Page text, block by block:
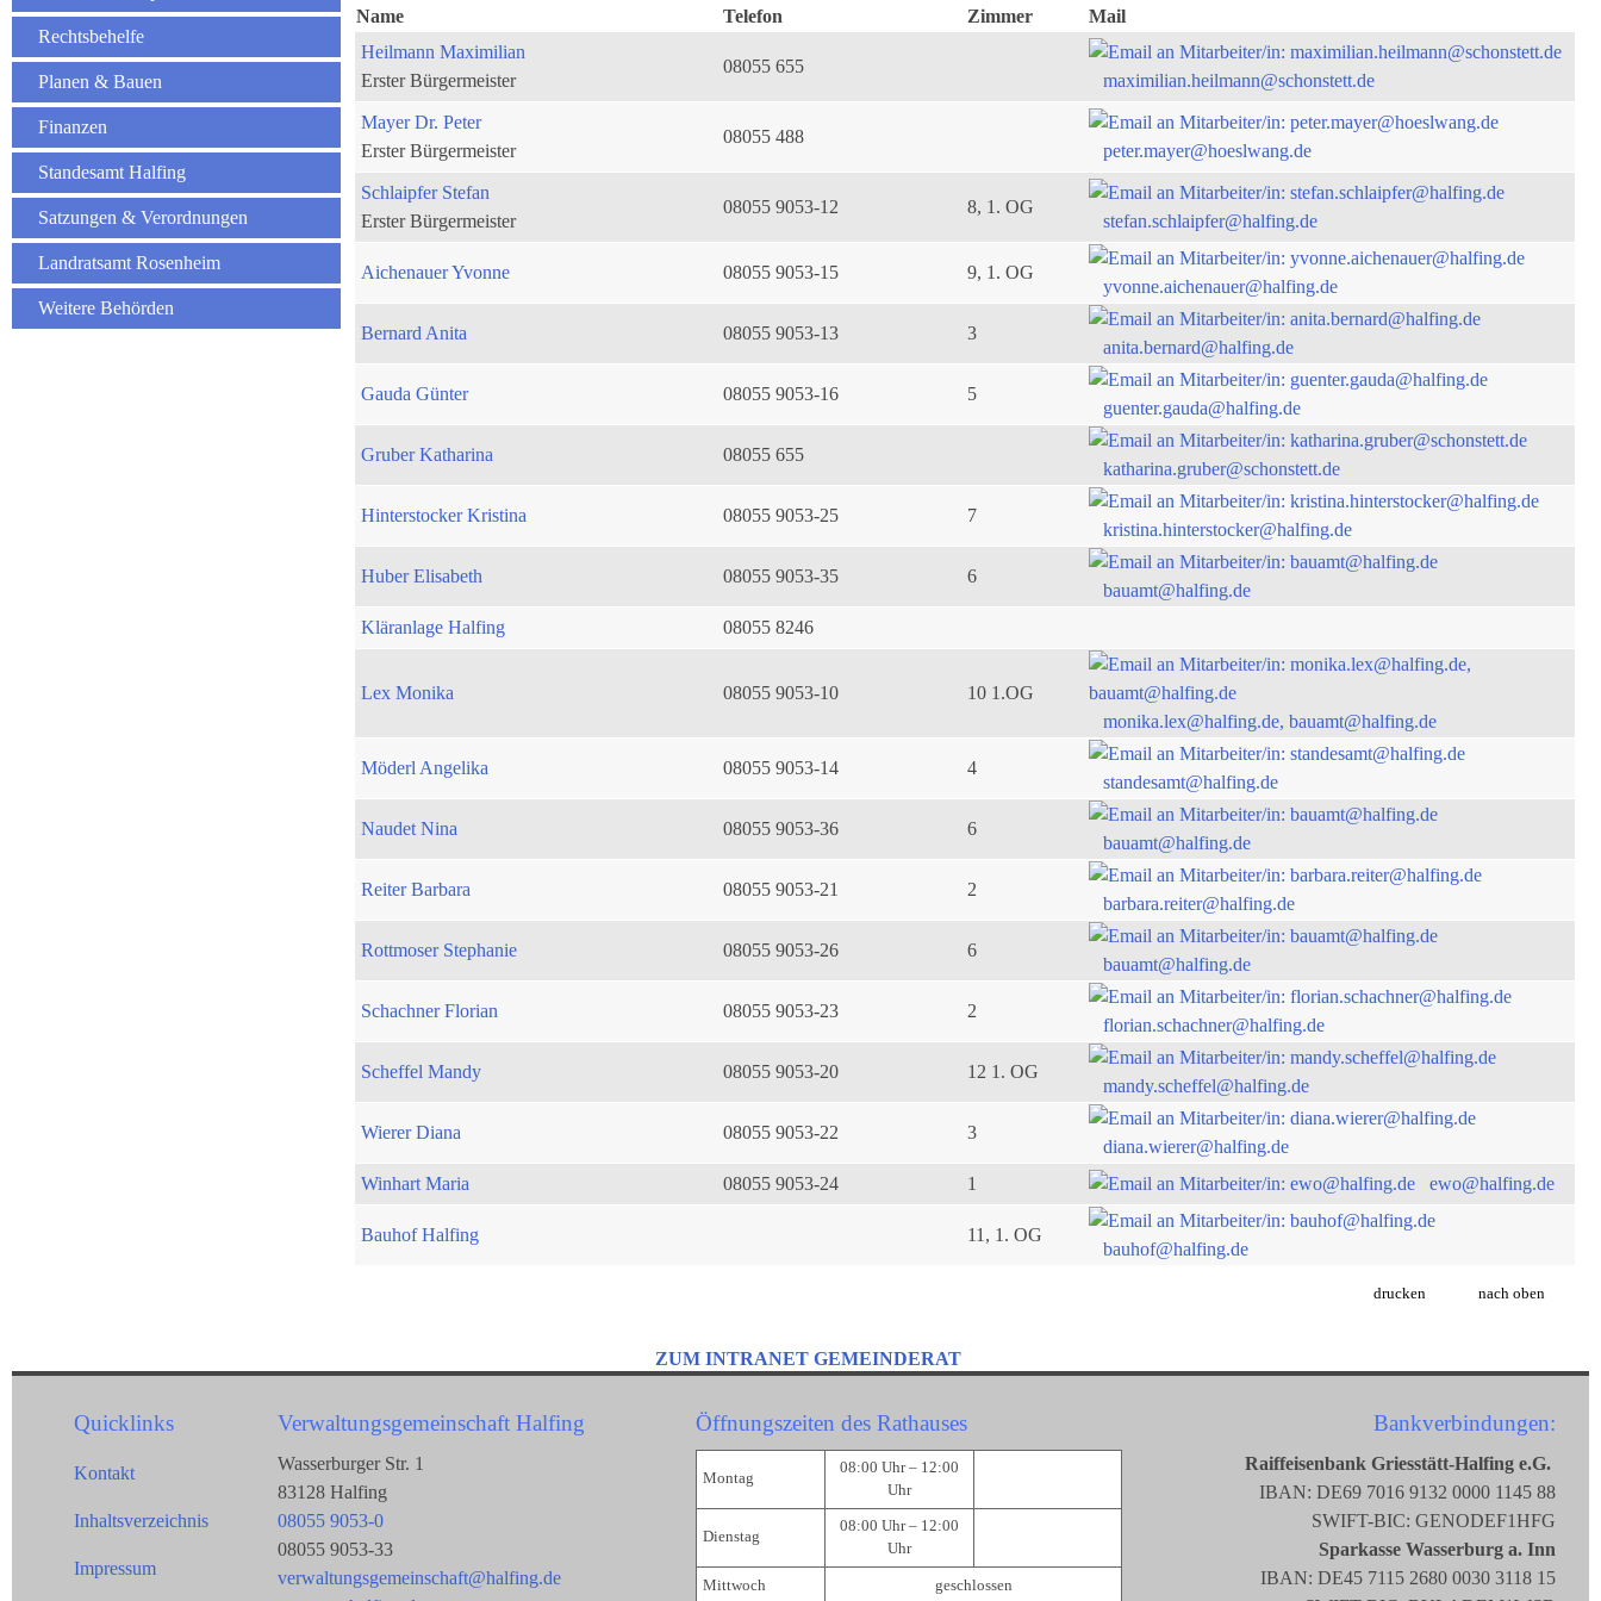
Rechtsbehelfe
Planen & Bauen
Finanzen
Standesamt Halfing
Satzungen & Verordnungen
Landratsamt Rosenheim
Weitere Behörden
Name
Telefon Zimmer
Mail
Heilmann Maximilian
Erster Bürgermeister
08055 655
maximilian.heilmann@schonstett.de
Mayer Dr. Peter
Erster Bürgermeister
08055 488
peter.mayer@hoeslwang.de
Schlaipfer Stefan
Erster Bürgermeister
08055 9053-12 8, 1. OG
stefan.schlaipfer@halfing.de
Aichenauer Yvonne 08055 9053-15 9, 1. OG
yvonne.aichenauer@halfing.de
Bernard Anita 08055 9053-13 3
anita.bernard@halfing.de
Gauda Günter 08055 9053-16 5
guenter.gauda@halfing.de
Gruber Katharina 08055 655
katharina.gruber@schonstett.de
Hinterstocker Kristina 08055 9053-25 7
kristina.hinterstocker@halfing.de
Huber Elisabeth 08055 9053-35 6
bauamt@halfing.de
Kläranlage Halfing
08055 8246
Lex Monika 08055 9053-10
10 1.OG
monika.lex@halfing.de, bauamt@halfing.de
Möderl Angelika 08055 9053-14 4
standesamt@halfing.de
Naudet Nina 08055 9053-36 6
bauamt@halfing.de
Reiter Barbara 08055 9053-21 2
barbara.reiter@halfing.de
Rottmoser Stephanie 08055 9053-26 6
bauamt@halfing.de
Schachner Florian 08055 9053-23 2
florian.schachner@halfing.de
Scheffel Mandy 08055 9053-20 12 1. OG
mandy.scheffel@halfing.de
Wierer Diana 08055 9053-22 3
diana.wierer@halfing.de
Winhart Maria
08055 9053-24 1 ewo@halfing.de
Bauhof Halfing 11, 1. OG
bauhof@halfing.de
drucken nach oben
ZUM INTRANET GEMEINDERAT
Quicklinks
Kontakt
Inhaltsverzeichnis
Impressum
Verwaltungsgemeinschaft Halfing
Wasserburger Str. 1
83128 Halfing
08055 9053-0
08055 9053-33
verwaltungsgemeinschaft@halfing.de
Öffnungszeiten des Rathauses
Montag
08:00 Uhr – 12:00
Uhr
Dienstag
08:00 Uhr – 12:00
Uhr
Mittwoch geschlossen
Bankverbindungen:
Raiffeisenbank Griesstätt-Halfing e.G.
IBAN: DE69 7016 9132 0000 1145 88
SWIFT-BIC: GENODEF1HFG
Sparkasse Wasserburg a. Inn
IBAN: DE45 7115 2680 0030 3118 15